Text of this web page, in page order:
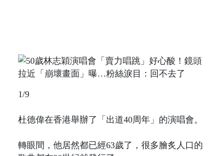
1/9
杜德偉在香港舉辦了「出道40周年」的演唱會。
轉眼間，他居然都已經63歲了，很多膾炙人口的